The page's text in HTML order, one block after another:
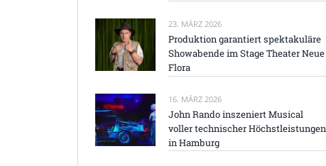
23. MÄRZ 2026
Produktion garantiert spektakuläre
Showabende im Stage Theater Neue
Flora
16. MÄRZ 2026
John Rando inszeniert Musical
voller technischer Höchstleistungen
in Hamburg